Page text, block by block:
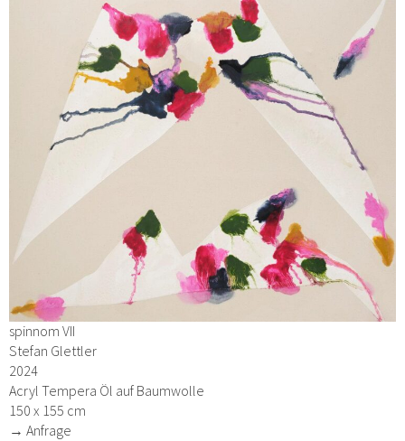
spinnom VII
Stefan Glettler
2024
Acryl Tempera Öl auf Baumwolle
150 x 155 cm
→ Anfrage